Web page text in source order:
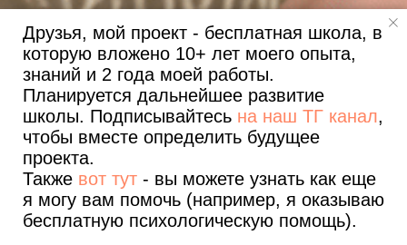
Все уроки Полезные статьи О проекте и авторе
Друзья, мой проект - бесплатная школа, в
которую вложено 10+ лет моего опыта,
знаний и 2 года моей работы.
Планируется дальнейшее развитие
школы. Подписывайтесь на наш ТГ канал,
чтобы вместе определить будущее
проекта.
Также вот тут - вы можете узнать как еще
я могу вам помочь (например, я оказываю
бесплатную психологическую помощь).